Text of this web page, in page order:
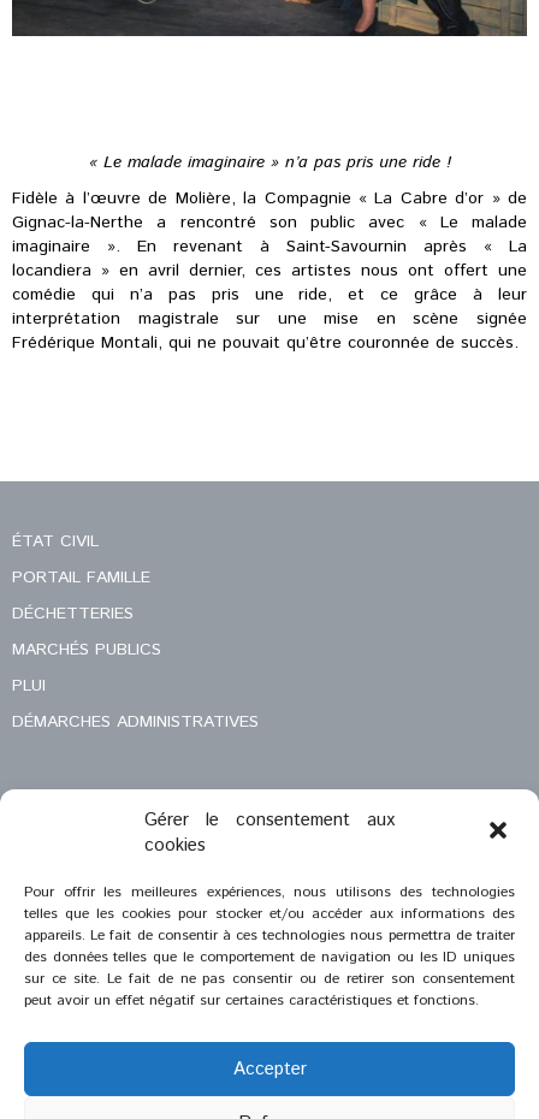
Gérer le consentement aux
cookies
Pour offrir les meilleures expériences, nous utilisons des technologies
telles que les cookies pour stocker et/ou accéder aux informations des
appareils. Le fait de consentir à ces technologies nous permettra de traiter
des données telles que le comportement de navigation ou les ID uniques
sur ce site. Le fait de ne pas consentir ou de retirer son consentement
peut avoir un effet négatif sur certaines caractéristiques et fonctions.
Accepter
« Le malade imaginaire » n’a pas pris une ride !
Fidèle à l’œuvre de Molière, la Compagnie « La Cabre d’or » de
Gignac-la-Nerthe a rencontré son public avec « Le malade
imaginaire ». En revenant à Saint-Savournin après « La
locandiera » en avril dernier, ces artistes nous ont offert une
comédie qui n’a pas pris une ride, et ce grâce à leur
interprétation magistrale sur une mise en scène signée
Frédérique Montali, qui ne pouvait qu’être couronnée de succès.
ÉTAT CIVIL
PORTAIL FAMILLE
DÉCHETTERIES
MARCHÉS PUBLICS
PLUI
DÉMARCHES ADMINISTRATIVES
MENTIONS LÉGALES